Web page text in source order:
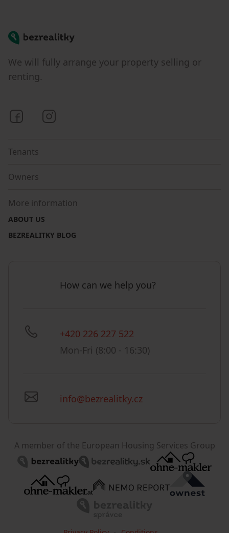
Bezrealitky
We will fully arrange your property selling or
renting.
Bezrealitky on Facebook
Tenants
Owners
More information
ABOUT US
BEZREALITKY BLOG
How can we help you?
+420 226 227 522
Mon-Fri (8:00 - 16:30)
info@bezrealitky.cz
A member of the European Housing Services Group